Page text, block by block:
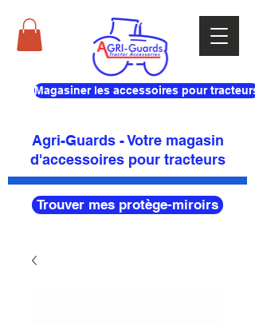
Magasiner les accessoires pour tracteurs
Agri-Guards - Votre magasin
d'accessoires pour tracteurs
Trouver mes protège-miroirs